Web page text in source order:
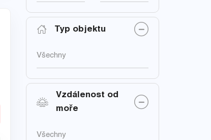
Typ objektu
Všechny
Vzdálenost od
moře
Všechny